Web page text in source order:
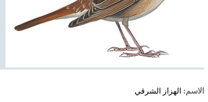
الاسم: الهزاز الشرقي